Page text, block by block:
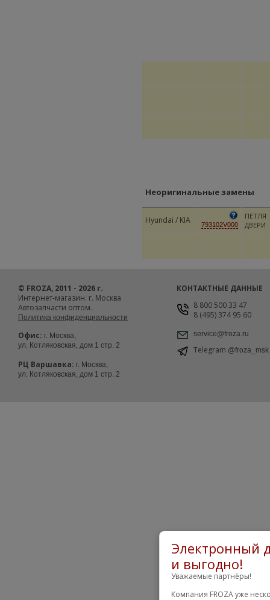
Неоригинальные замены
Hyundai / KIA 793102V000
ПЕТЛЯ
ДВЕРИ
Электронный
и выгодно!
Уважаемые партнёры!
Компания FROZA уже
© FROZA, 2011 - 2026 г.
Интернет-магазин. г. Москва
Автозапчасти оптом.
Политика конфиденциальности
Офис: г. Москва,
ул. Котляковская, дом 1 стр. 2
РЦ Варшавка: г. Москва,
ул. Котляковская, дом 1 стр. 2
КОНТАКТНЫЕ ДАННЫЕ
8 800 500 33 47
8 (495) 374 95 60
service@froza.ru
Telegram @froza_msk